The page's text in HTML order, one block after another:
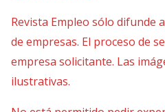
Revista Empleo sólo difunde
de empresas. El proceso de
empresa solicitante. Las
ilustrativas.